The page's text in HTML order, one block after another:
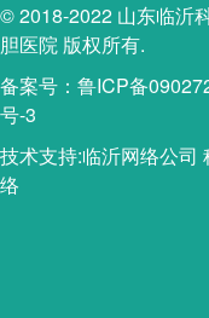
© 2018-2022 山东临沂
胆医院 版权所有.
备案号：鲁ICP备
号-3
技术支持:临沂网络公司
络